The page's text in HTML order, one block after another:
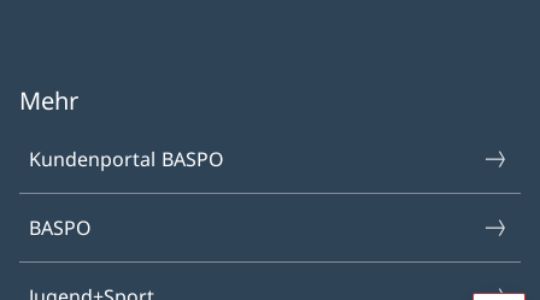
Mehr
Kundenportal BASPO
BASPO